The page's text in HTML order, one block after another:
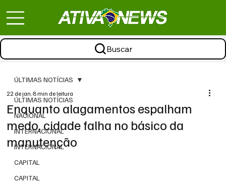
Buscar
ÚLTIMAS NOTÍCIAS
NACIONAL
INTERNACIONAL
INTERNACIONAL
CAPITAL
CAPITAL
ÚLTIMAS NOTÍCIAS
Enquanto alagamentos espalham
medo, cidade falha no básico da
manutenção
22 de jan.8 min de leitura